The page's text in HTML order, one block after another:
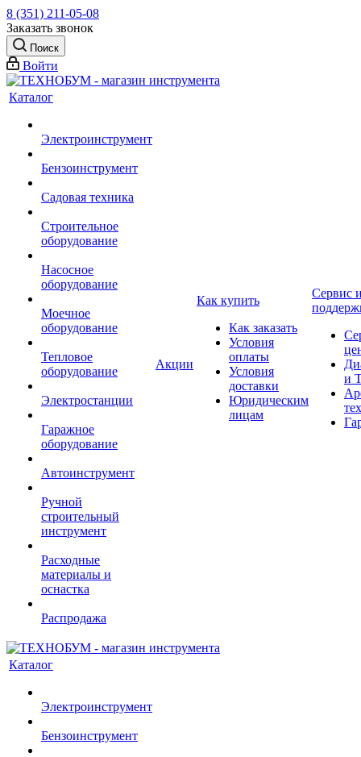
8 (351) 211-05-08
Заказать звонок
Поиск
Войти
Каталог
Электроинструмент
Бензоинструмент
Садовая техника
Строительное
оборудование
Насосное
оборудование
Моечное
оборудование
Тепловое
оборудование
Электростанции
Гаражное
оборудование
Автоинструмент
Ручной
строительный
инструмент
Расходные
материалы и
оснастка
Распродажа
Акции
Как купить
Как заказать
Условия
оплаты
Условия
доставки
Юридическим
лицам
Сервис
и
Каталог
Электроинструмент
Бензоинструмент